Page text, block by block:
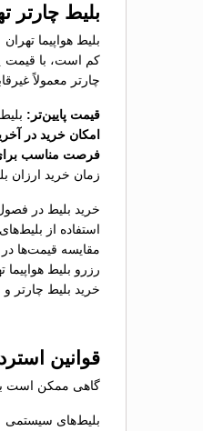
بلیط چارتر
بلیط هواپیما
کم است، با قیمت
چارتر معمولاً
قیمت پایین‌تر:
امکان خرید در
فرصت مناسب
زمان خرید ارزان
خرید بلیط در
استفاده از
مقایسه قیمت‌ها
رزرو بلیط
خرید بلیط چارتر
قوانین
گاهی ممکن است به
بلیط‌های سیستمی